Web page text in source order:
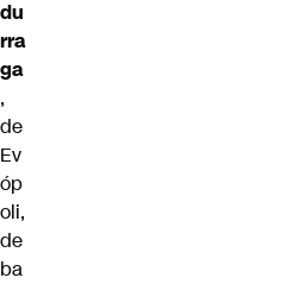
du
rra
ga
,
de
Ev
óp
oli,
de
ba